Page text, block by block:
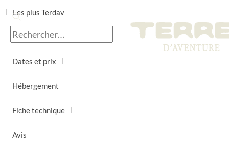
Les plus Terdav
Jour par jour
Dates et prix
Hébergement
Fiche technique
Avis